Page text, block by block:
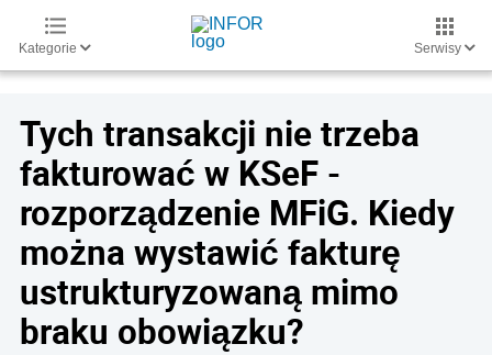
Kategorie Serwisy
Tych transakcji nie trzeba
fakturować w KSeF -
rozporządzenie MFiG. Kiedy
można wystawić fakturę
ustrukturyzowaną mimo
braku obowiązku?